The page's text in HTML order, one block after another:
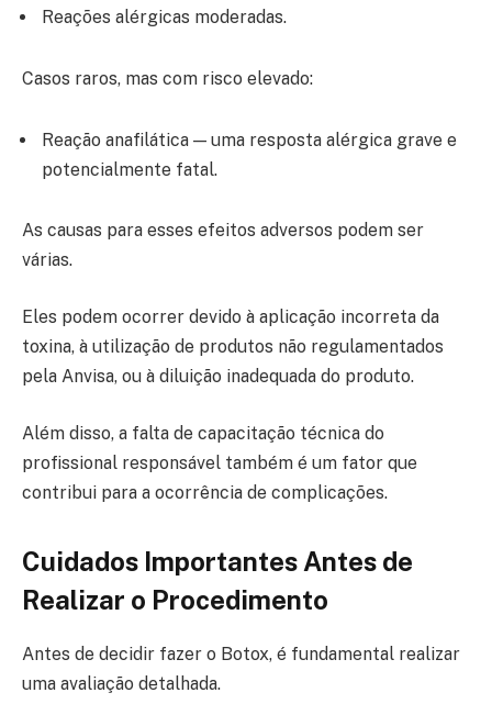
Reações alérgicas moderadas.
Casos raros, mas com risco elevado:
Reação anafilática — uma resposta alérgica grave e
potencialmente fatal.
As causas para esses efeitos adversos podem ser
várias.
Eles podem ocorrer devido à aplicação incorreta da
toxina, à utilização de produtos não regulamentados
pela Anvisa, ou à diluição inadequada do produto.
Além disso, a falta de capacitação técnica do
profissional responsável também é um fator que
contribui para a ocorrência de complicações.
Cuidados Importantes Antes de
Realizar o Procedimento
Antes de decidir fazer o Botox, é fundamental realizar
uma avaliação detalhada.